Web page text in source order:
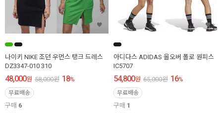
나이키 NIKE 조던 우먼스 탱크 드레스
DZ3347-010 310
48,000원 58,000원 18%
무료배송
구매 6
아디다스 ADIDAS 올오버 폴로 원피스
IC5707
54,800원 65,000원 16%
무료배송
구매 1